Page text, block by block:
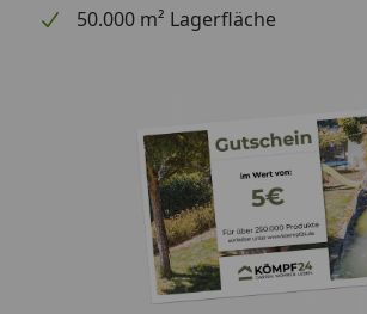
50.000 m² Lagerfläche